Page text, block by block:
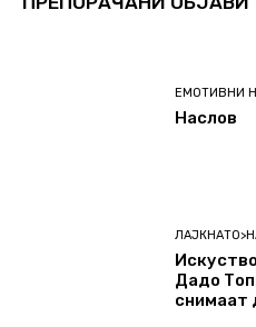
ЕМОТИВНИ
Наслов
Дадо
снимаат